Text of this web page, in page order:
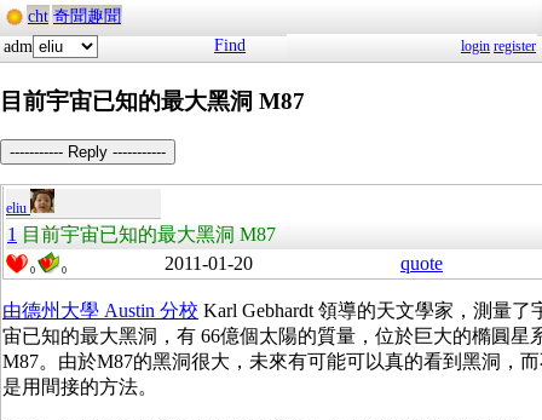
cht 奇聞趣聞
adm
Find login register
目前宇宙已知的最大黑洞 M87
----------- Reply -----------
eliu
1 目前宇宙已知的最大黑洞 M87
0 0 2011-01-20 quote
由德州大學 Austin 分校 Karl Gebhardt 領導的天文學家，測量了
宙已知的最大黑洞，有 66億個太陽的質量，位於巨大的橢圓星
M87。由於M87的黑洞很大，未來有可能可以真的看到黑洞，
是用間接的方法。